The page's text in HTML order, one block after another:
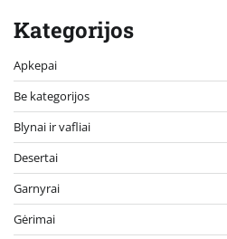
Kategorijos
Apkepai
Be kategorijos
Blynai ir vafliai
Desertai
Garnyrai
Gėrimai